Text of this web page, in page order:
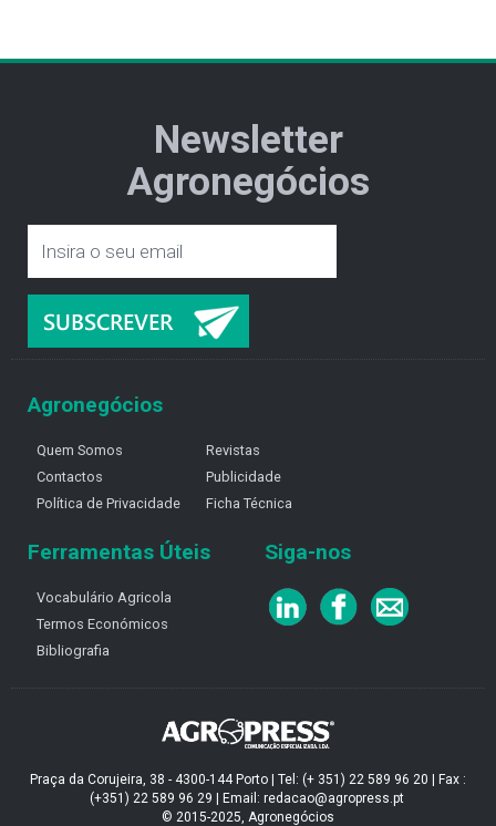
Newsletter
Agronegócios
Agronegócios
Quem Somos
Contactos
Política de Privacidade
Revistas
Publicidade
Ficha Técnica
Ferramentas Úteis
Vocabulário Agricola
Termos Económicos
Bibliografia
Siga-nos
Praça da Corujeira, 38 - 4300-144 Porto | Tel: (+ 351) 22 589 96 20 | Fax :
(+351) 22 589 96 29 | Email: redacao@agropress.pt
© 2015-2025, Agronegócios